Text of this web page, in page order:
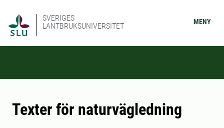
SVERIGES
LANTBRUKSUNIVERSITET
MENY
Texter för naturvägledning